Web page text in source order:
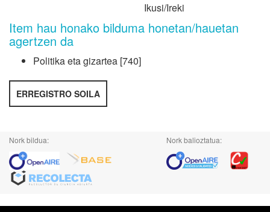
Ikusi/Ireki
Item hau honako bilduma honetan/hauetan
agertzen da
Politika eta gizartea [740]
ERREGISTRO SOILA
Nork bildua: Nork balioztatua: